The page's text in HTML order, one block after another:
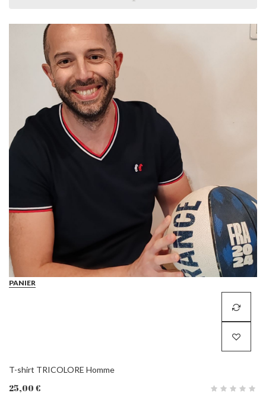
PANIER
T-shirt TRICOLORE Homme
25,00 €